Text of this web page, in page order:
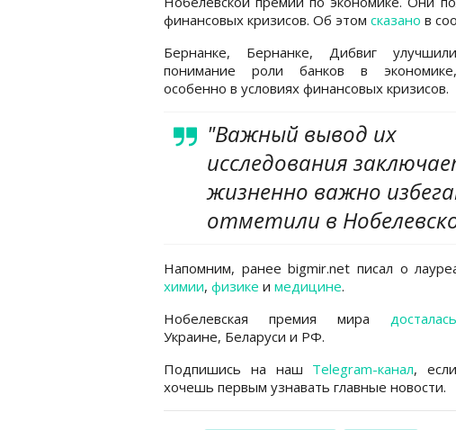
финансовых кризисов. Об этом сказано в
Бернанке, Бернанке, Дибвиг улучшили
понимание роли банков в экономике,
особенно в условиях финансовых кризисов.
"Важный вывод их
исследования
жизненно важно
отметили в
Напомним, ранее bigmir.net писал о
химии, физике и медицине.
Нобелевская премия мира досталась
Украине, Беларуси и РФ.
Подпишись на наш Telegram-канал, если
хочешь первым узнавать главные новости.